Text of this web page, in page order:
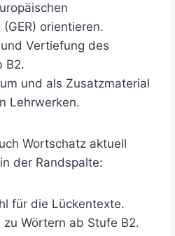
orientieren.
Vertiefung des
B2.
und als Zusatzmaterial
Lehrwerken.
Wortschatz aktuell
der Randspalte:
für die Lückentexte.
Wörtern ab Stufe B2.